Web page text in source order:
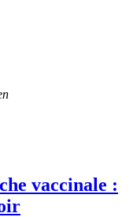
vaccinale :